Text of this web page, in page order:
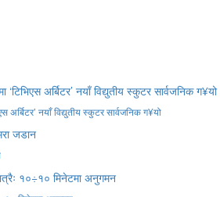
अर्बिटर’ नयाँ विद्युतीय स्कुटर सार्वजनिक ग¥यो